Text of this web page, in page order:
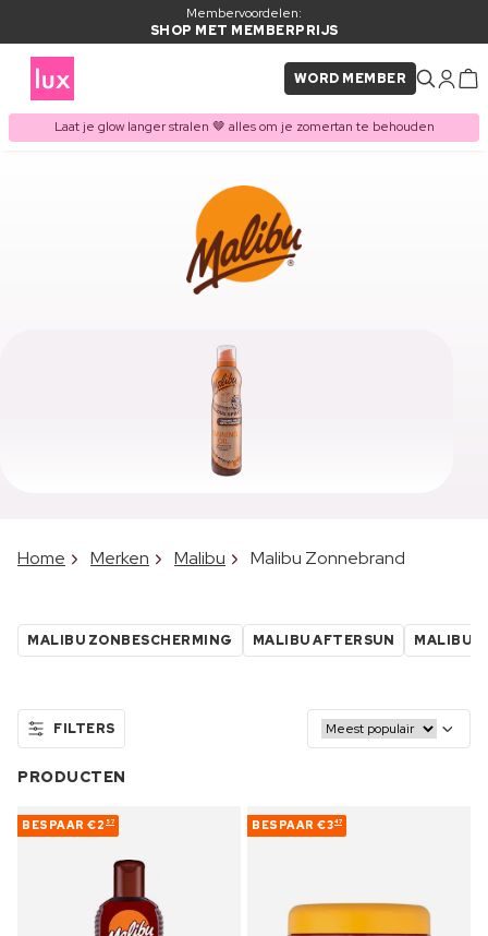
Membervoordelen:
SHOP MET MEMBERPRIJS
WORD MEMBER
Laat je glow langer stralen 🤎 alles om je zomertan te behouden
Home Merken Malibu Malibu Zonnebrand
MALIBU ZONBESCHERMING MALIBU AFTERSUN MALIBU
FILTERS
PRODUCTEN
BESPAAR €2 57 BESPAAR €347